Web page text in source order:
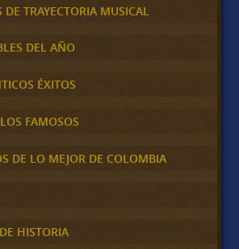
TRAYECTORIA MUSICAL
DEL AÑO
ÉXITOS
FAMOSOS
DE LO MEJOR DE COLOMBIA
HISTORIA